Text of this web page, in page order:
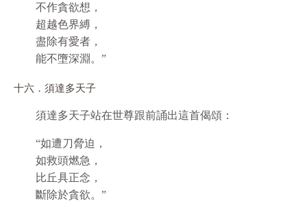
不作貪欲想，
超越色界縛，
盡除有愛者，
能不墮深淵。”
十六．須達多天子
須達多天子站在世尊跟前誦出這首偈頌：
“如遭刀脅迫，
如救頭燃急，
比丘具正念，
斷除於貪欲。”